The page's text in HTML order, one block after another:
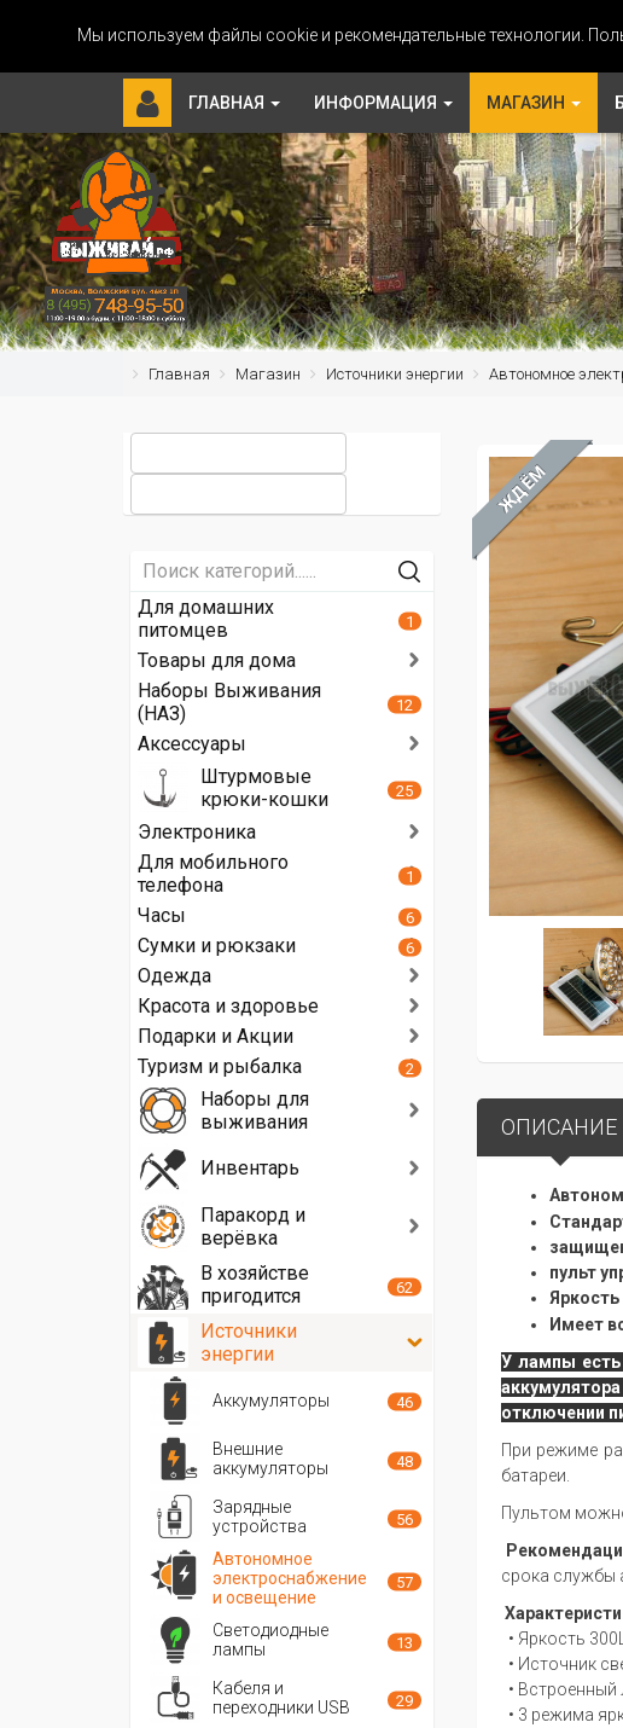
Мы используем файлы cookie и рекомендательные технологии.
ГЛАВНАЯ ИНФОРМАЦИЯ МАГАЗИН
Главная Магазин Источники энергии Автономное
ЖДЁМ
ОПИСАНИЕ
пульт
Яркость
Имеет
У лампы
отключении
При режиме
батареи.
Пультом
срока службы
• Яркость
• Источник
•
• 3 режима
Для домашних
питомцев
1
Товары для дома
Наборы Выживания
(НАЗ)
12
Аксессуары
Штурмовые
крюки-кошки
25
Электроника
Для мобильного
телефона
1
Часы 6
Сумки и рюкзаки 6
Одежда
Красота и здоровье
Подарки и Акции
Туризм и рыбалка
2
Наборы для
выживания
Инвентарь
Паракорд и
верёвка
В хозяйстве
пригодится
62
Источники
энергии
Аккумуляторы 46
Внешние
аккумуляторы
48
Зарядные
устройства
56
Автономное
электроснабжение
и освещение
57
Светодиодные
лампы
13
Кабеля и
переходники USB
29